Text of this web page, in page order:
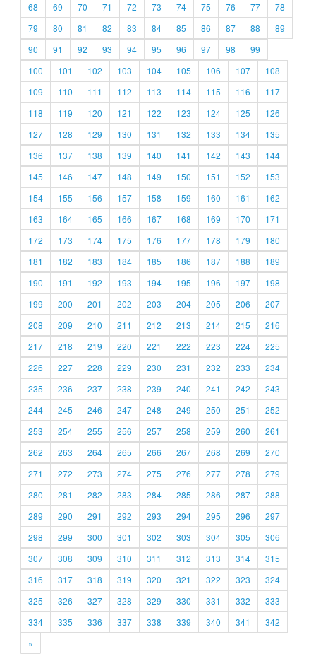
68
69 70 71 72 73 74 75 76 77
78
79
80 81 82 83 84 85 86 87 88
89
90
91 92 93 94 95 96 97 98
99
100
101 102 103 104 105 106 107
108
109
110 111 112 113 114 115 116
117
118
119 120 121 122 123 124 125
126
127
128 129 130 131 132 133 134
135
136
137 138 139 140 141 142 143
144
145
146 147 148 149 150 151 152
153
154
155 156 157 158 159 160 161
162
163
164 165 166 167 168 169 170
171
172
173 174 175 176 177 178 179
180
181
182 183 184 185 186 187 188
189
190
191 192 193 194 195 196 197
198
199
200 201 202 203 204 205 206
207
208
209 210 211 212 213 214 215
216
217
218 219 220 221 222 223 224
225
226
227 228 229 230 231 232 233
234
235
236 237 238 239 240 241 242
243
244
245 246 247 248 249 250 251
252
253
254 255 256 257 258 259 260
261
262
263 264 265 266 267 268 269
270
271
272 273 274 275 276 277 278
279
280
281 282 283 284 285 286 287
288
289
290 291 292 293 294 295 296
297
298
299 300 301 302 303 304 305
306
307
308 309 310 311 312 313 314
315
316
317 318 319 320 321 322 323
324
325
326 327 328 329 330 331 332
333
334
335 336 337 338 339 340 341
342
»